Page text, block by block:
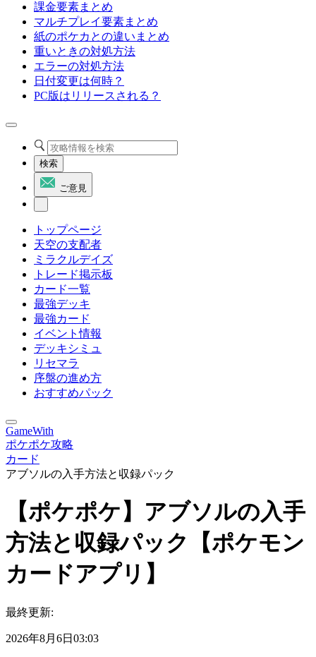
課金要素まとめ
マルチプレイ要素まとめ
紙のポケカとの違いまとめ
重いときの対処方法
エラーの対処方法
日付変更は何時？
PC版はリリースされる？
検索
ご意見
トップページ
天空の支配者
ミラクルデイズ
トレード掲示板
カード一覧
最強デッキ
最強カード
イベント情報
デッキシミュ
リセマラ
序盤の進め方
おすすめパック
GameWith
ポケポケ攻略
カード
アブソルの入手方法と収録パック
【ポケポケ】アブソルの入手
方法と収録パック【ポケモン
カードアプリ】
最終更新:
2026年8月6日03:03